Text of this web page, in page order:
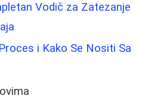
Vodič za Zatezanje
i Kako Se Nositi Sa